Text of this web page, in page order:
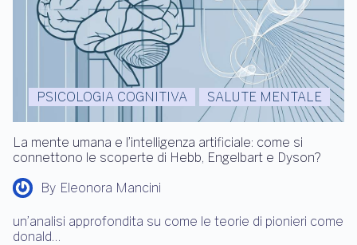
PSICOLOGIA COGNITIVA SALUTE MENTALE
La mente umana e l’intelligenza artificiale: come si
connettono le scoperte di Hebb, Engelbart e Dyson?
By Eleonora Mancini
un’analisi approfondita su come le teorie di pionieri come
donald…